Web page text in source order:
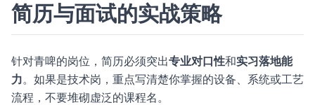
简历与面试的实战策略
针对青啤的岗位，简历必须突出专业对口性和实习落地能
力。如果是技术岗，重点写清楚你掌握的设备、系统或工艺
流程，不要堆砌虚泛的课程名。